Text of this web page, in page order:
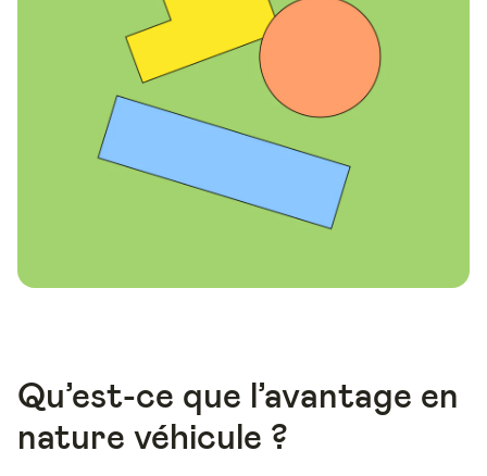
Qu’est-ce que l’avantage en
nature véhicule ?